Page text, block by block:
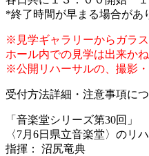
*終了時間が早まる場合があ
※見学ギャラリーからガラ
ホール内での見学は出来か
※公開リハーサルの、撮影
受付方法詳細・注意事項に
「音楽堂シリーズ第30回」
〈7月6日県立音楽堂〉のリ
指揮： 沼尻竜典